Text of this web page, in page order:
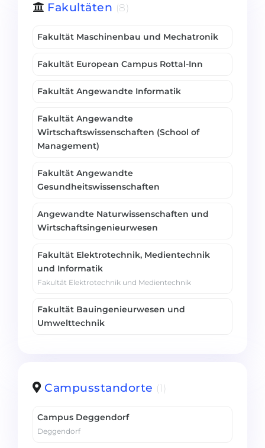
Fakultäten (8)
Fakultät Maschinenbau und Mechatronik
Fakultät European Campus Rottal-Inn
Fakultät Angewandte Informatik
Fakultät Angewandte
Wirtschaftswissenschaften (School of
Management)
Fakultät Angewandte
Gesundheitswissenschaften
Angewandte Naturwissenschaften und
Wirtschaftsingenieurwesen
Fakultät Elektrotechnik, Medientechnik
und Informatik
Fakultät Elektrotechnik und Medientechnik
Fakultät Bauingenieurwesen und
Umwelttechnik
Campusstandorte (1)
Campus Deggendorf
Deggendorf